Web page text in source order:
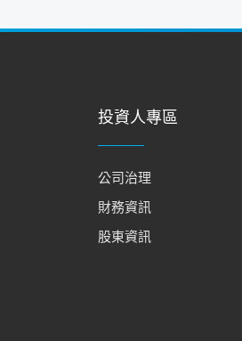
投資人專區
公司治理
財務資訊
股東資訊